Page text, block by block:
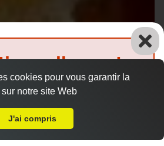
Panier Compte
fermé
possible)
cookies pour vous garantir la
notre site Web
J'ai compris